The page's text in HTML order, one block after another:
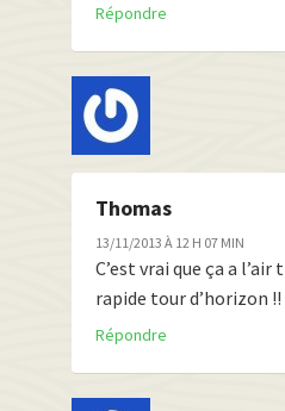
Répondre
Thomas
13/11/2013 À 12 H 07 MIN
C’est vrai que ça a
rapide tour d’horizon !!
Répondre